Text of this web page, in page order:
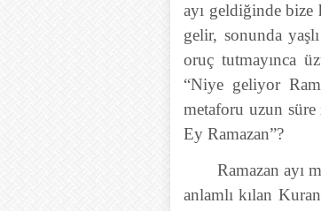
ayı geldiğinde bize
gelir, sonunda
oruç tutmayınca
“Niye geliyor
metaforu uzun
Ey Ramazan”?
Ramazan ayı
anlamlı kılan